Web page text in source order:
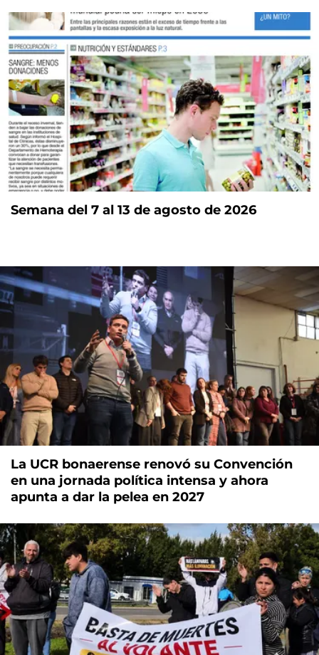
Semana del 7 al 13 de agosto de 2026
La UCR bonaerense renovó su Convención
en una jornada política intensa y ahora
apunta a dar la pelea en 2027